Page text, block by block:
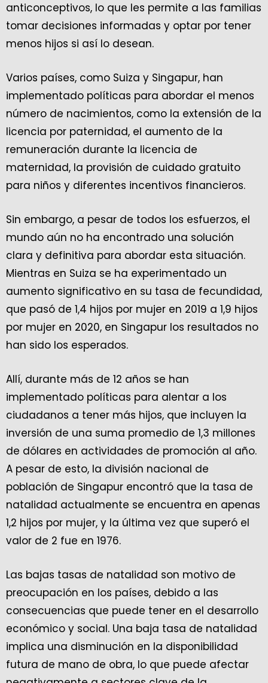
anticonceptivos, lo que les permite a las familias
tomar decisiones informadas y optar por tener
menos hijos si así lo desean.
Varios países, como Suiza y Singapur, han
implementado políticas para abordar el menos
número de nacimientos, como la extensión de la
licencia por paternidad, el aumento de la
remuneración durante la licencia de
maternidad, la provisión de cuidado gratuito
para niños y diferentes incentivos financieros.
Sin embargo, a pesar de todos los esfuerzos, el
mundo aún no ha encontrado una solución
clara y definitiva para abordar esta situación.
Mientras en Suiza se ha experimentado un
aumento significativo en su tasa de fecundidad,
que pasó de 1,4 hijos por mujer en 2019 a 1,9 hijos
por mujer en 2020, en Singapur los resultados no
han sido los esperados.
Allí, durante más de 12 años se han
implementado políticas para alentar a los
ciudadanos a tener más hijos, que incluyen la
inversión de una suma promedio de 1,3 millones
de dólares en actividades de promoción al año.
A pesar de esto, la división nacional de
población de Singapur encontró que la tasa de
natalidad actualmente se encuentra en apenas
1,2 hijos por mujer, y la última vez que superó el
valor de 2 fue en 1976.
Las bajas tasas de natalidad son motivo de
preocupación en los países, debido a las
consecuencias que puede tener en el desarrollo
económico y social. Una baja tasa de natalidad
implica una disminución en la disponibilidad
futura de mano de obra, lo que puede afectar